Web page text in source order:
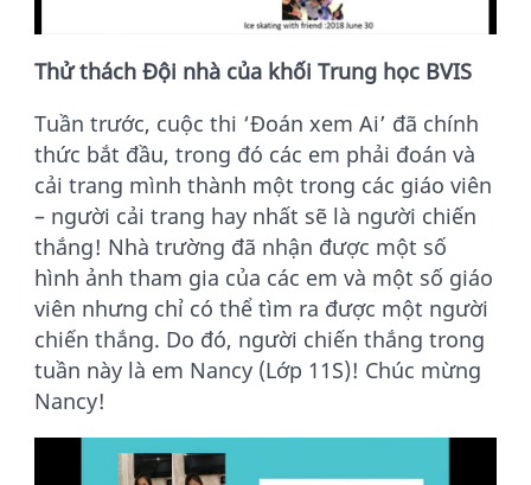
Thử thách Đội nhà của khối Trung học BVIS
Tuần trước, cuộc thi ‘Đoán xem Ai’ đã chính
thức bắt đầu, trong đó các em phải đoán và
cải trang mình thành một trong các giáo viên
– người cải trang hay nhất sẽ là người chiến
thắng! Nhà trường đã nhận được một số
hình ảnh tham gia của các em và một số giáo
viên nhưng chỉ có thể tìm ra được một người
chiến thắng. Do đó, người chiến thắng trong
tuần này là em Nancy (Lớp 11S)! Chúc mừng
Nancy!